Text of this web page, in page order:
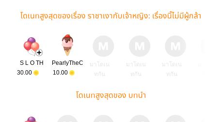
โดเนทสูงสุดของเรื่อง ราชาเงากับเจ้าหญิง: เรื่องนี้ไม่มีผู้กล้า
S L O TH
30.00
PearlyTheC
10.00
มาโดเน
ทกัน
มาโดเน
ทกัน
มาโดเน
ทกัน
โดเนทสูงสุดของ บทนำ